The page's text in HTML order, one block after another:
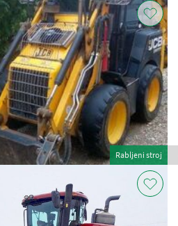
Rabljeni stroj